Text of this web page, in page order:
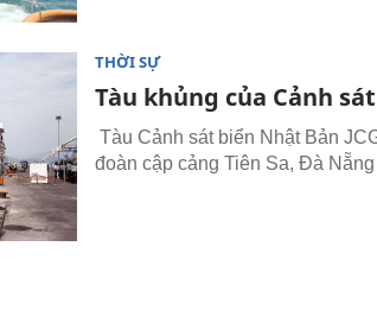
THỜI SỰ
Tàu khủng của Cảnh
Tàu Cảnh sát biển Nhật Bản
đoàn cập cảng Tiên Sa, Đà